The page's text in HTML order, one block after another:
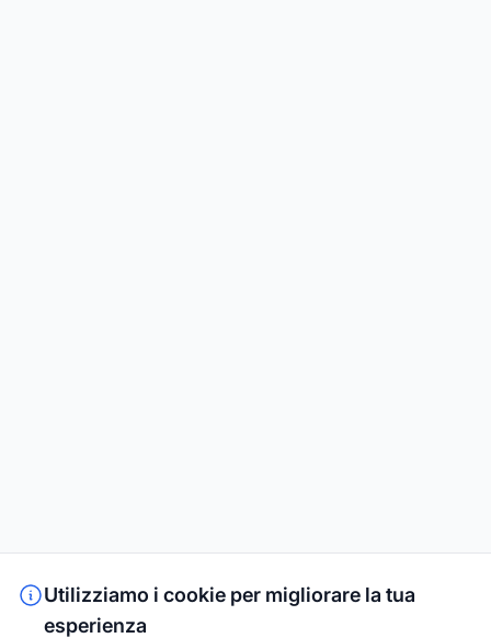
Utilizziamo i cookie per migliorare la tua
esperienza